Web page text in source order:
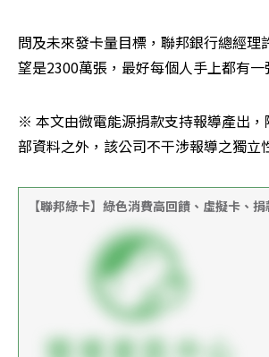
問及未來發卡量目標，聯邦銀行總經理
望是2300萬張，最好每個人手上都有一
※ 本文由微電能源捐款支持報導產出，
部資料之外，該公司不干涉報導之獨立
【聯邦綠卡】綠色消費高回饋、虛擬卡、